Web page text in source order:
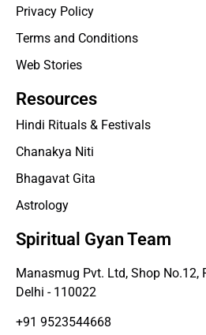
Privacy Policy
Terms and Conditions
Web Stories
Resources
Hindi Rituals & Festivals
Chanakya Niti
Bhagavat Gita
Astrology
Spiritual Gyan Team
Manasmug Pvt. Ltd, Shop No.12,
Delhi - 110022
+91 9523544668